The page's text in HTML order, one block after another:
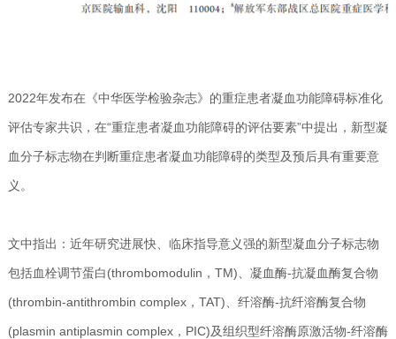
2022年发布在《中华医学检验杂志》的重症患者凝血功能障碍标准化
评估专家共识，在“重症患者凝血功能障碍的评估要素”中提出，新型凝
血分子标志物在判断重症患者凝血功能障碍的类型及预后具有重要意
义。
文中指出：近年研究进展快、临床指导意义强的新型凝血分子标志物
包括血栓调节蛋白(thrombomodulin，TM)、凝血酶-抗凝血酶复合物
(thrombin-antithrombin complex，TAT)、纤溶酶-抗纤溶酶复合物
(plasmin antiplasmin complex，PIC)及组织型纤溶酶原激活物-纤溶酶